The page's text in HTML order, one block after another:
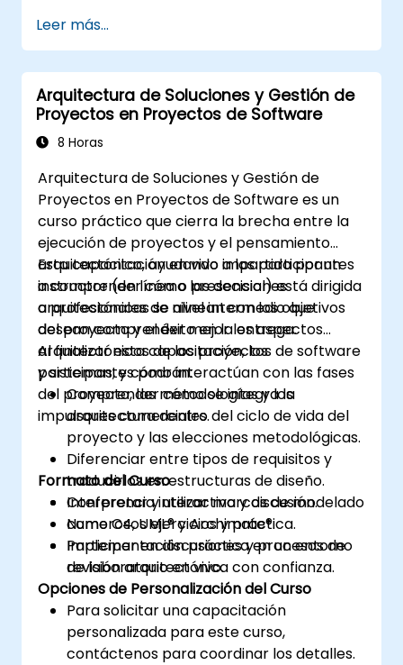
Mejorar la reutilización, escalabilidad y
mantenibilidad del código.
Refactorizar bases de código existentes
utilizando patrones de diseño.
Leer más...
Arquitectura de Soluciones y Gestión de
Proyectos en Proyectos de Software
8 Horas
Arquitectura de Soluciones y Gestión de
Proyectos en Proyectos de Software es un
curso práctico que cierra la brecha entre la
ejecución de proyectos y el pensamiento
arquitectónico, ayudando a los participantes
a comprender cómo las decisiones
arquitectónicas se alinean con los objetivos
del proyecto y el éxito en la entrega.
Esta capacitación en vivo impartida por un
instructor (en línea o presencial) está dirigida
a profesionales de nivel intermedio que
desean comprender mejor los aspectos
arquitectónicos de los proyectos de software
y sistemas, y cómo interactúan con las fases
del proyecto, las metodologías y los
impulsores comerciales.
Al finalizar esta capacitación, los
participantes podrán:
Comprender cómo se integra la
arquitectura dentro del ciclo de vida del
proyecto y las elecciones metodológicas.
Diferenciar entre tipos de requisitos y
traducirlos en estructuras de diseño.
Interpretar y utilizar marcos de modelado
como C4, UML® y Archimate®.
Participar en discusiones y procesos de
revisión arquitectónica con confianza.
Formato del Curso
Conferencia interactiva y discusión.
Numerosos ejercicios y práctica.
Implementación práctica en un entorno
de laboratorio en vivo.
Opciones de Personalización del Curso
Para solicitar una capacitación
personalizada para este curso,
contáctenos para coordinar los detalles.